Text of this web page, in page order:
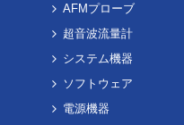
AFMプローブ
超音波流量計
システム機器
ソフトウェア
電源機器